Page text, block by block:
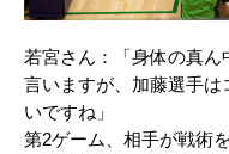
若宮さん：「身体の真ん
言いますが、加藤選手は
いですね」
第2ゲーム、相手が戦術